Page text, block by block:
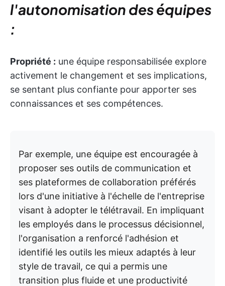
l'autonomisation des équipes
:
Propriété : une équipe responsabilisée explore
activement le changement et ses implications,
se sentant plus confiante pour apporter ses
connaissances et ses compétences.
Par exemple, une équipe est encouragée à
proposer ses outils de communication et
ses plateformes de collaboration préférés
lors d'une initiative à l'échelle de l'entreprise
visant à adopter le télétravail. En impliquant
les employés dans le processus décisionnel,
l'organisation a renforcé l'adhésion et
identifié les outils les mieux adaptés à leur
style de travail, ce qui a permis une
transition plus fluide et une productivité